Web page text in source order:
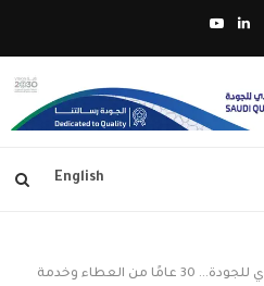
English
الفيلم الوثائقي – المجلس السعودي للجودة… 30 عامًا من العطاء وخدمة